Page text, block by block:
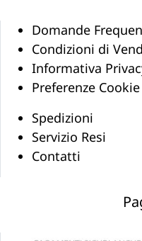
Domande
Condizioni di
Informativa
Preferenze Cookie
Spedizioni
Servizio Resi
Contatti